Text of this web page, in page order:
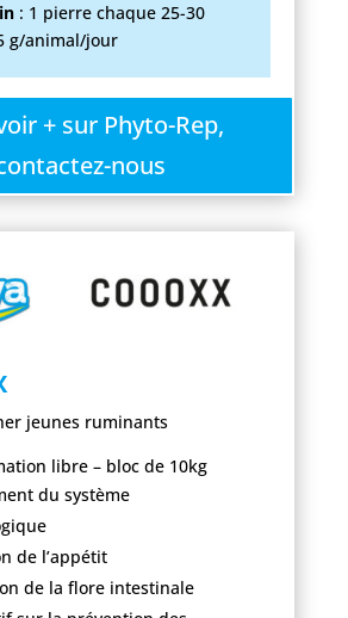
: 1 pierre chaque 25-30
g/animal/jour
+ sur Phyto-Rep,
nous
jeunes ruminants
libre – bloc de 10kg
du système
de l’appétit
de la flore intestinale